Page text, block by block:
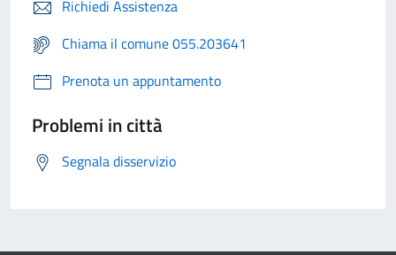
Richiedi Assistenza
Chiama il comune 055.203641
Prenota un appuntamento
Problemi in città
Segnala disservizio